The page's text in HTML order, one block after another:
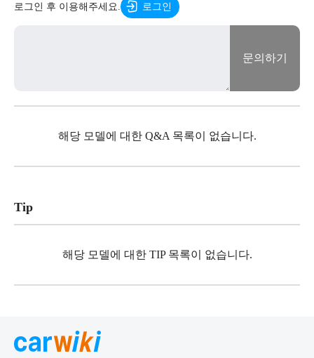
로그인 후 이용해주세요. 로그인
문의하기
해당 모델에 대한 Q&A 목록이 없습니다.
Tip
해당 모델에 대한 TIP 목록이 없습니다.